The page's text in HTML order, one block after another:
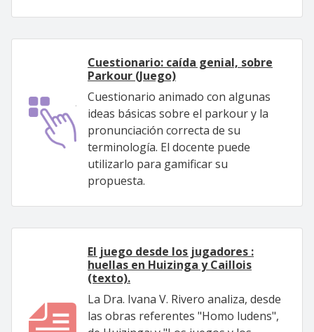
Cuestionario: caída genial, sobre
Parkour (Juego)
Cuestionario animado con algunas
ideas básicas sobre el parkour y la
pronunciación correcta de su
terminología. El docente puede
utilizarlo para gamificar su
propuesta.
El juego desde los jugadores :
huellas en Huizinga y Caillois
(texto).
La Dra. Ivana V. Rivero analiza, desde
las obras referentes "Homo ludens",